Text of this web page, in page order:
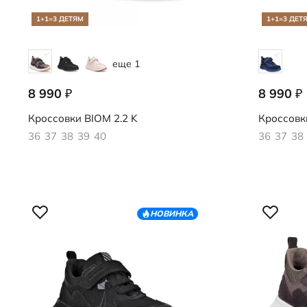
1+1=3 ДЕТЯМ
еще 1
8 990 ₽
710903/61791
Кроссовки BIOM 2.2 K
36 37 38 39 40
1+1=3
8 990 ₽
724793/
36 37 38
НОВИНКА